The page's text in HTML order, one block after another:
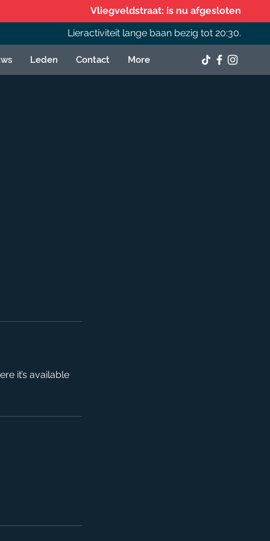
Vliegveldstraat: is nu afgesloten
Lieractiviteit lange baan bezig tot 20:30.
Leden Contact More
it’s available